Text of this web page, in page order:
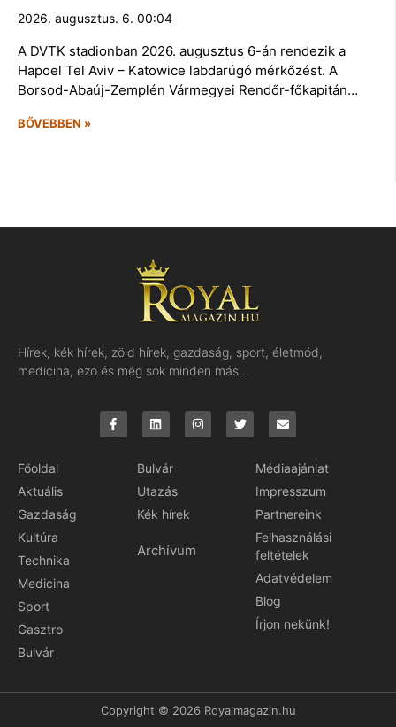
2026. augusztus. 6. 00:04
A DVTK stadionban 2026. augusztus 6-án rendezik a
Hapoel Tel Aviv – Katowice labdarúgó mérkőzést. A
Borsod-Abaúj-Zemplén Vármegyei Rendőr-főkapitán…
BŐVEBBEN »
Hírek, kék hírek, zöld hírek, gazdaság, sport, életmód,
medicina, ezo és még sok minden más…
Főoldal
Aktuális
Gazdaság
Kultúra
Technika
Medicina
Sport
Gasztro
Bulvár
Bulvár
Utazás
Kék hírek
Archívum
Médiaajánlat
Impresszum
Partnereink
Felhasználási
feltételek
Adatvédelem
Blog
Írjon nekünk!
Copyright © 2026 Royalmagazin.hu